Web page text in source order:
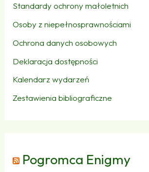
Standardy ochrony małoletnich
Osoby z niepełnosprawnościami
Ochrona danych osobowych
Deklaracja dostępności
Kalendarz wydarzeń
Zestawienia bibliograficzne
Pogromca Enigmy